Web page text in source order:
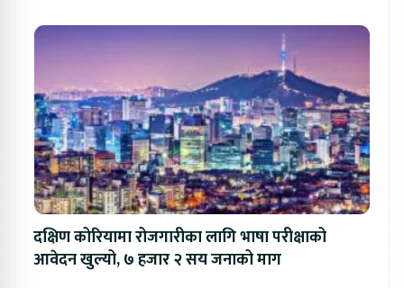
दक्षिण कोरियामा रोजगारीका लागि भाषा परीक्षाको
आवेदन खुल्यो, ७ हजार २ सय जनाको माग